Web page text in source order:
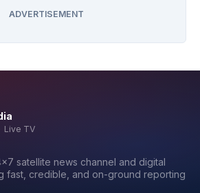
ADVERTISEMENT
Live TV
satellite news channel and digital
fast, credible, and on-ground reporting